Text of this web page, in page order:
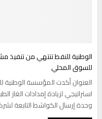
الوطنية للنفط تنتهي من تنفيذ
للسوق المحلي
العنوان أكدت المؤسسة الوطنية
استراتيجي لزيادة إمدادات
وحدة إرسال الكواشط التابعة